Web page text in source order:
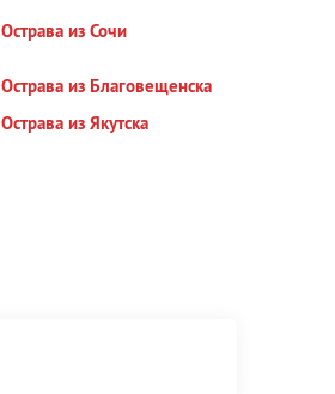
Острава из Сочи
Острава из Благовещенска
Острава из Якутска